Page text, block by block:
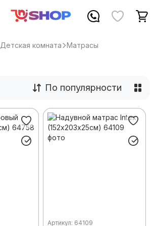
Детская комната Матрасы
По популярности
Артикул: 64109